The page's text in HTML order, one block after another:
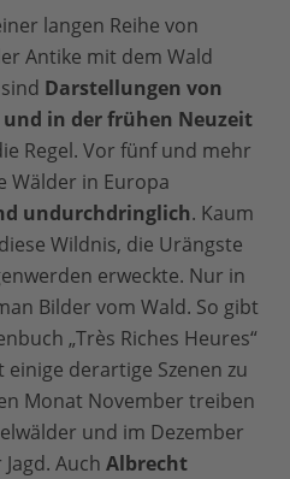
langen Reihe von
Antike mit dem Wald
Darstellungen von
in der frühen Neuzeit
Regel. Vor fünf und mehr
Wälder in Europa
undurchdringlich. Kaum
Wildnis, die Urängste
erweckte. Nur in
Bilder vom Wald. So gibt
„Très Riches Heures“
derartige Szenen zu
Monat November treiben
und im Dezember
Auch Albrecht